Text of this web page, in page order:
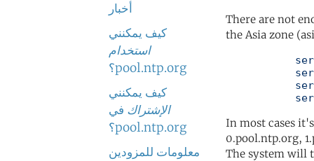
أخبار
كيف يمكنني
استخدام
pool.ntp.org؟
كيف يمكنني
الإشتراك في
pool.ntp.org؟
معلومات للمزودين
There are not
the Asia zone
In most cases
0.pool.ntp.org,
The system will